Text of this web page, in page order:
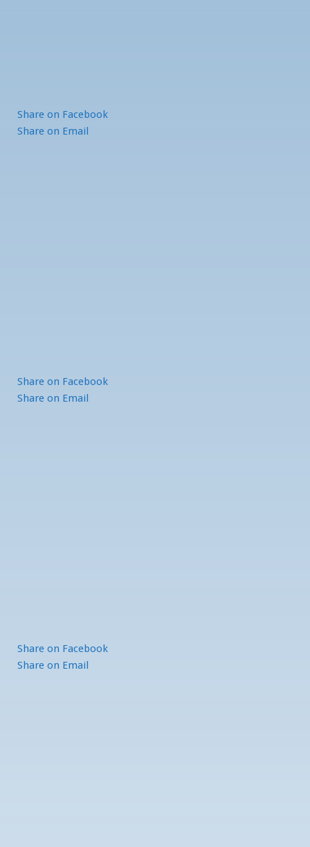
Share on Facebook
Share on Email
Share on Facebook
Share on Email
Share on Facebook
Share on Email